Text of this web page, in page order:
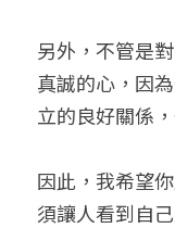
另外，不管是
真誠的心，因
立的良好關係
因此，我希望
須讓人看到自